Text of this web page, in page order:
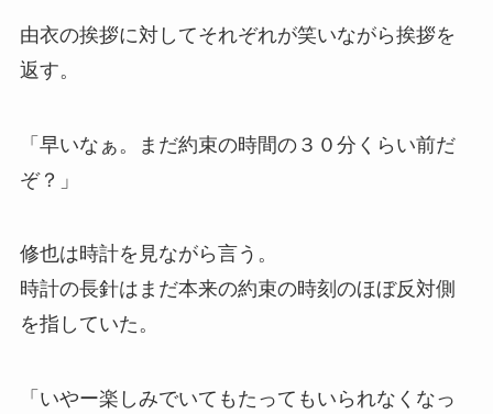
由衣の挨拶に対してそれぞれが笑いながら挨拶を
返す。
「早いなぁ。まだ約束の時間の３０分くらい前だ
ぞ？」
修也は時計を見ながら言う。
時計の長針はまだ本来の約束の時刻のほぼ反対側
を指していた。
「いやー楽しみでいてもたってもいられなくなっ